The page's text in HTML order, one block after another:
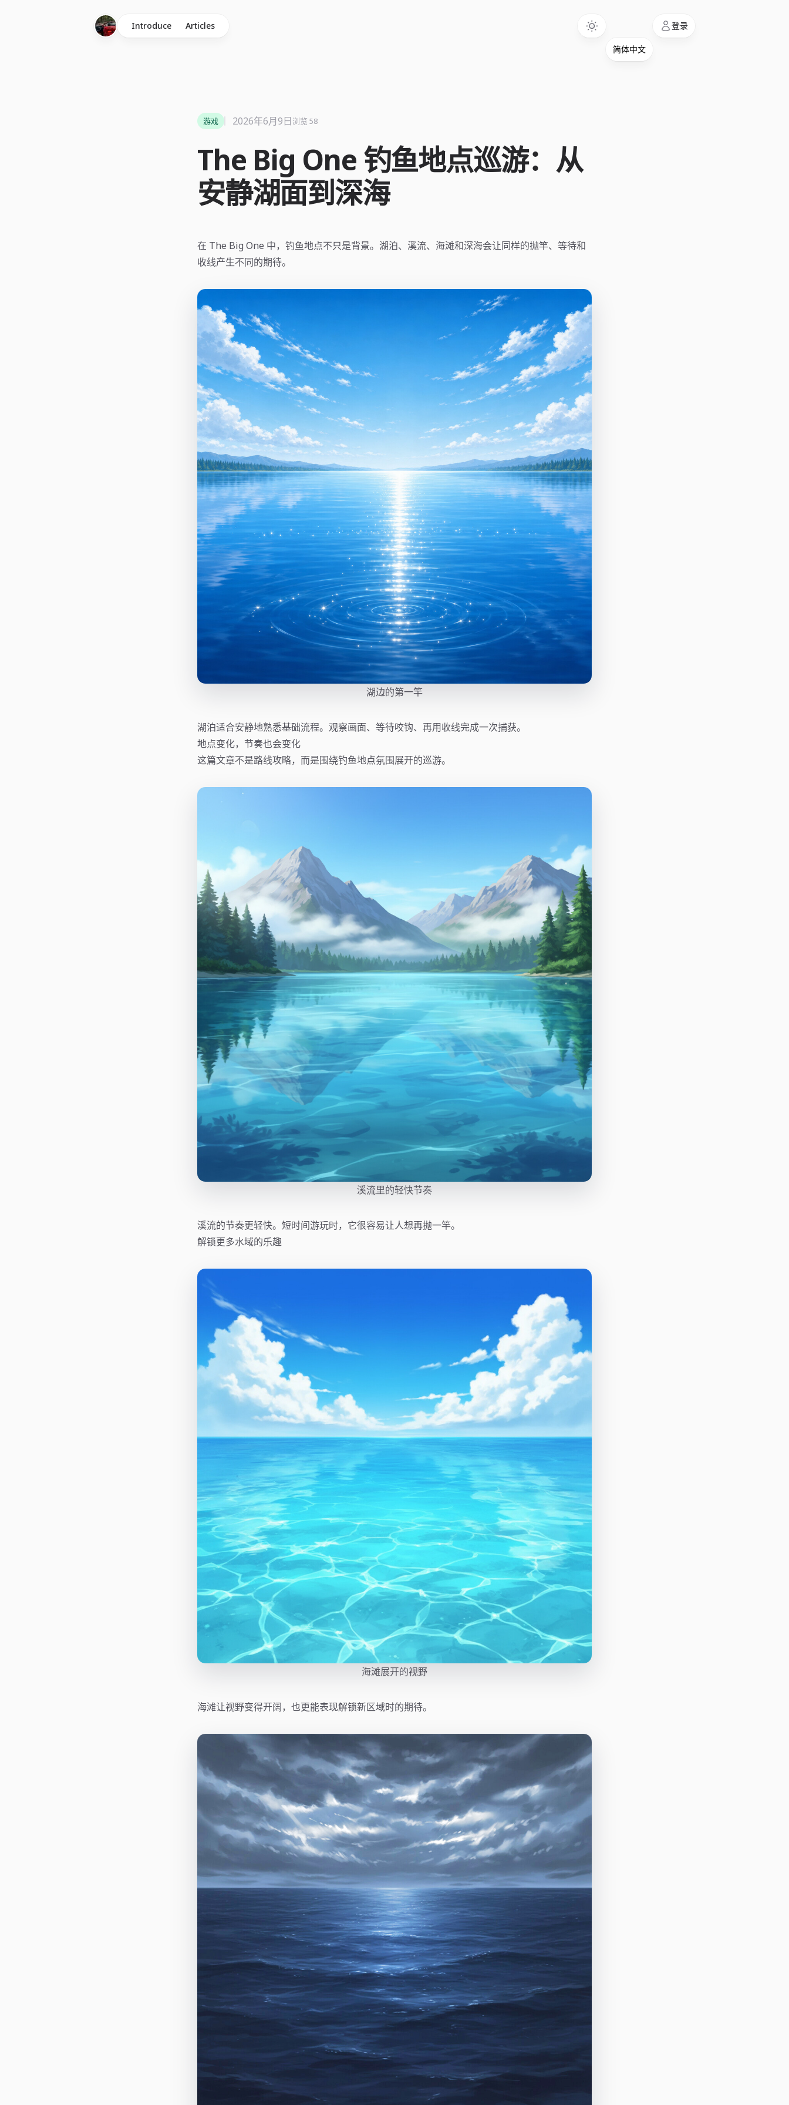
Introduce Articles 登录
The Big One 钓鱼地点巡游：从
安静湖面到深海
游戏 2026年6月9日浏览 58
在 The Big One 中，钓鱼地点不只是背景。湖泊、溪流、海滩和深海会让同样的抛竿、等待和
收线产生不同的期待。
湖边的第一竿
湖泊适合安静地熟悉基础流程。观察画面、等待咬钩、再用收线完成一次捕获。
地点变化，节奏也会变化
这篇文章不是路线攻略，而是围绕钓鱼地点氛围展开的巡游。
溪流里的轻快节奏
溪流的节奏更轻快。短时间游玩时，它很容易让人想再抛一竿。
解锁更多水域的乐趣
海滩展开的视野
海滩让视野变得开阔，也更能表现解锁新区域时的期待。